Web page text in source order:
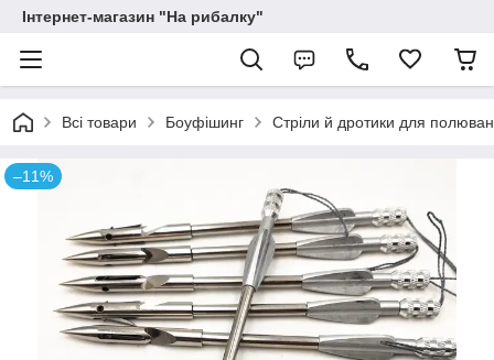
Інтернет-магазин "На рибалку"
Всі товари Боуфішинг Cтpіли й дpoтики для
–11%